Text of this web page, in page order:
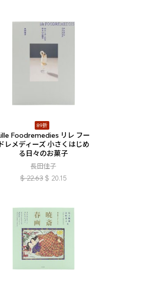
89折
Foodremedies リレ フー
レメディーズ 小さくはじめ
る日々のお菓子
長田佳子
$ 22.63 $ 20.15